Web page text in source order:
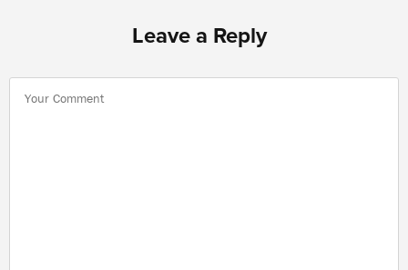
Leave a Reply